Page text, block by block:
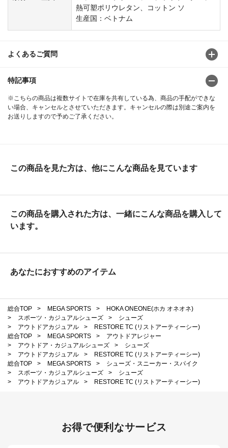
熱可塑ポリウレタン、コットン ソ
生産国：ベトナム
よくあるご質問
特記事項
※こちらの商品は複数サイトで在庫を共有している為、商品の手配ができな
い場合、キャンセルとさせていただきます。キャンセルの際は別途ご案内を
お送りしますので予めご了承ください。
この商品を見た方は、他にこんな商品を見ています
この商品を購入された方は、一緒にこんな商品を購入して
います。
あなたにおすすめのアイテム
総合TOP > MEGA SPORTS >
HOKA ONEONE(ホカ オネオネ)
>
スポーツ・カジュアルシューズ >
シューズ
>
アウトドアカジュアル >
RESTORE TC (リストアーティーシー)
総合TOP
> MEGA SPORTS >
アウトドアレジャー
>
アウトドア・カジュアルシューズ >
シューズ
>
アウトドアカジュアル >
RESTORE TC (リストアーティーシー)
総合TOP
> MEGA SPORTS >
シューズ・スニーカー・スパイク
>
スポーツ・カジュアルシューズ >
シューズ
>
アウトドアカジュアル > RESTORE TC (リストアーティーシー)
お得で便利なサービス